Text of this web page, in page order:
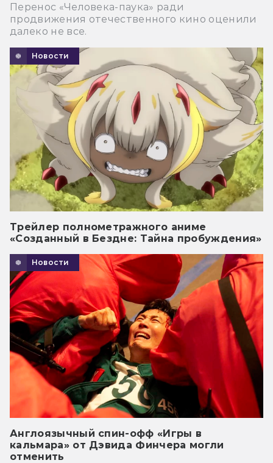
Перенос «Человека-паука» ради
продвижения отечественного кино оценили
далеко не все.
Новости
Трейлер полнометражного аниме
«Созданный в Бездне: Тайна пробуждения»
Новости
Англоязычный спин-офф «Игры в
кальмара» от Дэвида Финчера могли
отменить